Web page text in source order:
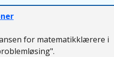
for matematikklærere i